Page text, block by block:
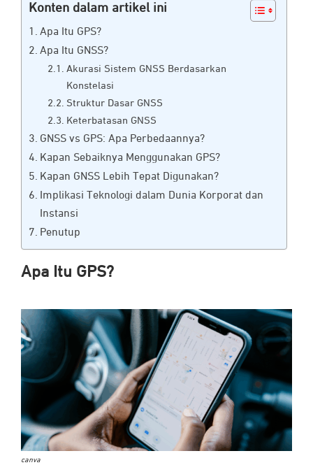
Konten dalam artikel ini
Apa Itu GPS?
Apa Itu GNSS?
Akurasi Sistem GNSS Berdasarkan
Konstelasi
Struktur Dasar GNSS
Keterbatasan GNSS
GNSS vs GPS: Apa Perbedaannya?
Kapan Sebaiknya Menggunakan GPS?
Kapan GNSS Lebih Tepat Digunakan?
Implikasi Teknologi dalam Dunia Korporat dan
Instansi
Penutup
Apa Itu GPS?
canva